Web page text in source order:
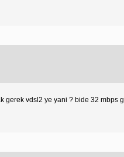
gerek vdsl2 ye yani ? bide 32 mbps